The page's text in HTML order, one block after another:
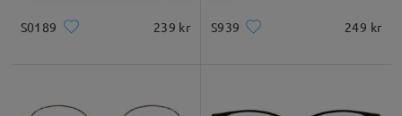
S0189 239 kr S939 249 kr